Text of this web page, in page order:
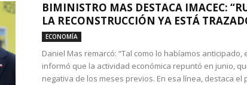
BIMINISTRO MAS DESTACA IMACEC:
LA RECONSTRUCCIÓN YA ESTÁ
ECONOMÍA
Daniel Mas remarcó: “Tal como lo habíamos anticipado,
informó que la actividad económica repuntó en junio,
negativa de los meses previos. En esa línea, destaca el